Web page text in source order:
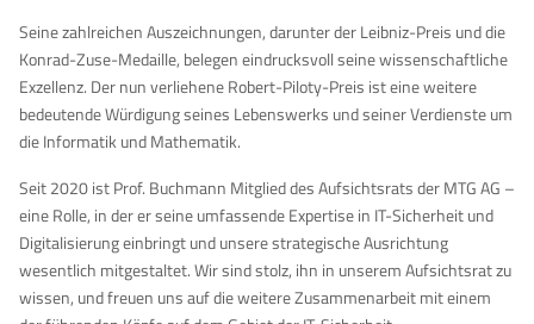
Seine zahlreichen Auszeichnungen, darunter der Leibniz-Preis und die
Konrad-Zuse-Medaille, belegen eindrucksvoll seine wissenschaftliche
Exzellenz. Der nun verliehene Robert-Piloty-Preis ist eine weitere
bedeutende Würdigung seines Lebenswerks und seiner Verdienste um
die Informatik und Mathematik.
Seit 2020 ist Prof. Buchmann Mitglied des Aufsichtsrats der MTG AG –
eine Rolle, in der er seine umfassende Expertise in IT-Sicherheit und
Digitalisierung einbringt und unsere strategische Ausrichtung
wesentlich mitgestaltet. Wir sind stolz, ihn in unserem Aufsichtsrat zu
wissen, und freuen uns auf die weitere Zusammenarbeit mit einem